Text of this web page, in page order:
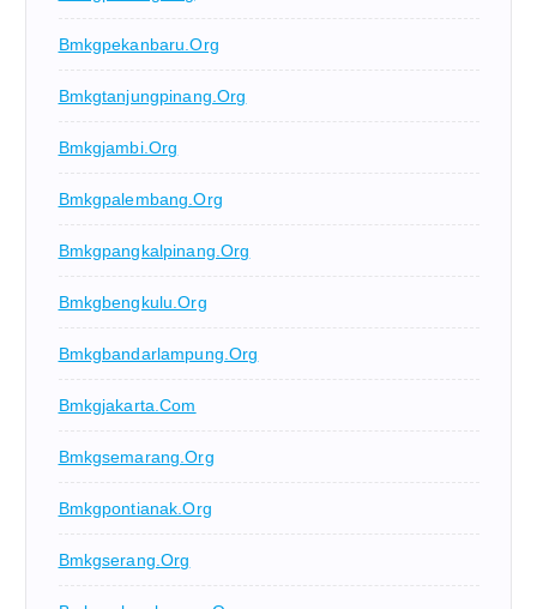
Bmkgpekanbaru.org
Bmkgtanjungpinang.org
Bmkgjambi.org
Bmkgpalembang.org
Bmkgpangkalpinang.org
Bmkgbengkulu.org
Bmkgbandarlampung.org
Bmkgjakarta.com
Bmkgsemarang.org
Bmkgpontianak.org
Bmkgserang.org